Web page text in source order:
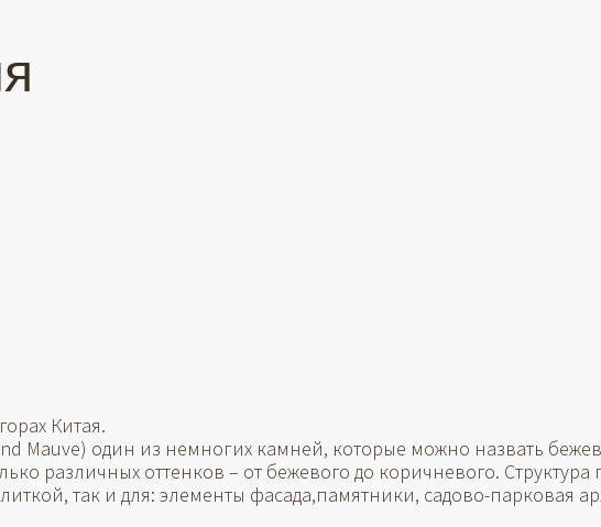
Китая.
Mauve) один из немногих камней, которые можно назвать
различных оттенков – от бежевого до коричневого.
так и для: элементы фасада,памятники, садово-парковая